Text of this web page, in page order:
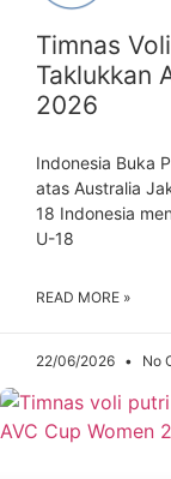
Timnas
Taklukkan
2026
Indonesia Buka
atas Australia
18 Indonesia
U-18
READ MORE »
22/06/2026 No